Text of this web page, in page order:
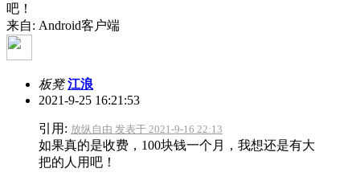
吧！
来自: Android客户端
板凳 江浪
2021-9-25 16:21:53
引用: 放纵自由 发表于 2021-9-16 22:13
如果真的是收费，100块钱一个月，我想还是有大
把的人用吧！